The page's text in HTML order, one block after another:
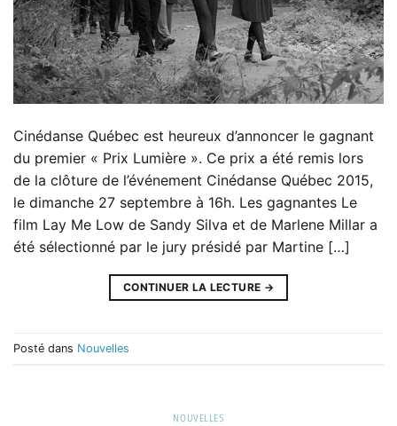
Cinédanse Québec est heureux d’annoncer le gagnant
du premier « Prix Lumière ». Ce prix a été remis lors
de la clôture de l’événement Cinédanse Québec 2015,
le dimanche 27 septembre à 16h. Les gagnantes Le
film Lay Me Low de Sandy Silva et de Marlene Millar a
été sélectionné par le jury présidé par Martine […]
CONTINUER LA LECTURE →
Posté dans Nouvelles
NOUVELLES